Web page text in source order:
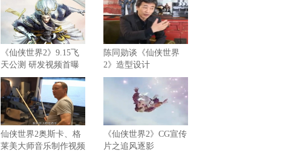
《仙侠世界2》9.15飞
天公测 研发视频首曝
陈同勋谈《仙侠世界
2》造型设计
仙侠世界2奥斯卡、格
莱美大师音乐制作视频
《仙侠世界2》CG宣传
片之追风逐影